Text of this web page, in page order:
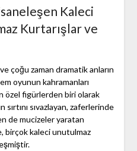
Kaleci
Kurtarışlar ve
çoğu zaman dramatik anların
oyunun kahramanları
özel figürlerden biri olarak
sırtını sıvazlayan, zaferlerinde
de mucizeler yaratan
birçok kaleci unutulmaz